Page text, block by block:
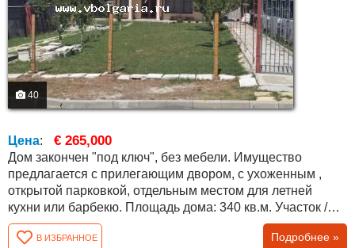
40
Цена: € 265,000
Дом закончен "под ключ", без мебели. Имущество
предлагается с прилегающим двором, с ухоженным ,
открытой парковкой, отдельным местом для летней
кухни или барбекю. Площадь дома: 340 кв.м. Участок /
двор: 740 кв.м. садом Планировка: подвал, первый и
второй этаж с внутренней лестницей. На уровне
В ИЗБРАННОЕ Подробнее »